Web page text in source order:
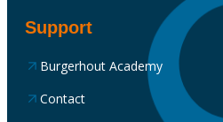
Support
Burgerhout Academy
Contact